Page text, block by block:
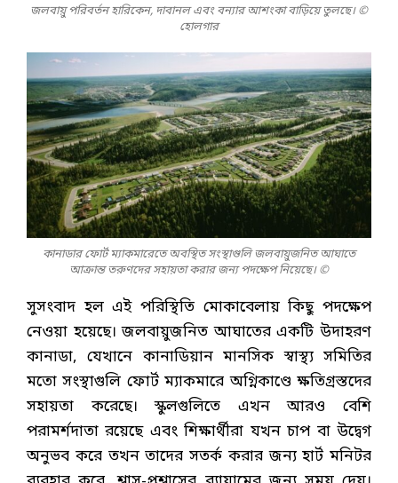
জলবায়ু পরিবর্তন হারিকেন, দাবানল এবং বন্যার আশংকা বাড়িয়ে তুলছে। ©
হোলগার
কানাডার ফোর্ট ম্যাকমারেতে অবস্থিত সংস্থাগুলি জলবায়ুজনিত আঘাতে
আক্রান্ত তরুণদের সহায়তা করার জন্য পদক্ষেপ নিয়েছে। ©
সুসংবাদ হল এই পরিস্থিতি মোকাবেলায় কিছু পদক্ষেপ
নেওয়া হয়েছে। জলবায়ুজনিত আঘাতের একটি উদাহরণ
কানাডা, যেখানে কানাডিয়ান মানসিক স্বাস্থ্য সমিতির
মতো সংস্থাগুলি ফোর্ট ম্যাকমারে অগ্নিকাণ্ডে ক্ষতিগ্রস্তদের
সহায়তা করেছে। স্কুলগুলিতে এখন আরও বেশি
পরামর্শদাতা রয়েছে এবং শিক্ষার্থীরা যখন চাপ বা উদ্বেগ
অনুভব করে তখন তাদের সতর্ক করার জন্য হার্ট মনিটর